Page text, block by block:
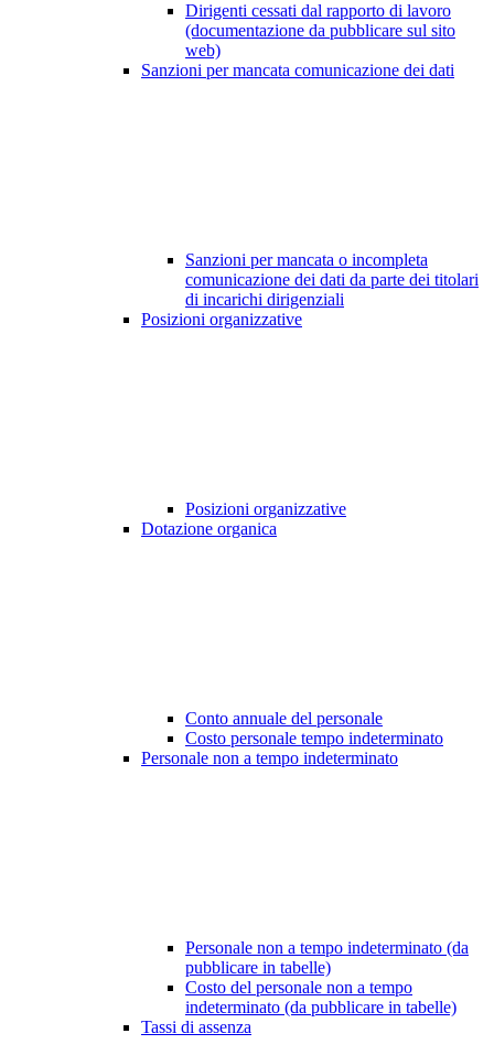
Dirigenti cessati dal rapporto di lavoro
(documentazione da pubblicare sul sito
web)
Sanzioni per mancata comunicazione dei dati
Sanzioni per mancata o incompleta
comunicazione dei dati da parte dei titolari
di incarichi dirigenziali
Posizioni organizzative
Posizioni organizzative
Dotazione organica
Conto annuale del personale
Costo personale tempo indeterminato
Personale non a tempo indeterminato
Personale non a tempo indeterminato (da
pubblicare in tabelle)
Costo del personale non a tempo
indeterminato (da pubblicare in tabelle)
Tassi di assenza